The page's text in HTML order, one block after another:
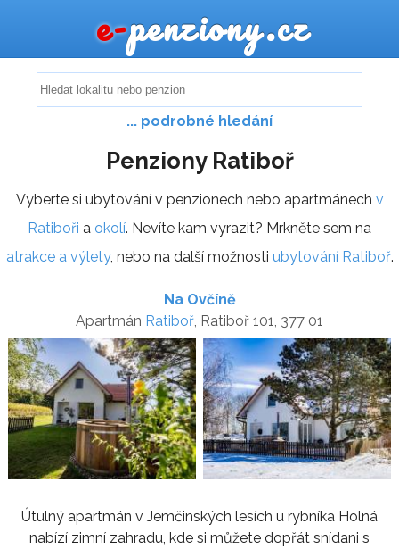
e-penziony.cz
... podrobné hledání
Penziony Ratiboř
Vyberte si ubytování v penzionech nebo apartmánech v
Ratiboři a okolí. Nevíte kam vyrazit? Mrkněte sem na
atrakce a výlety, nebo na další možnosti ubytování Ratiboř.
Na Ovčíně
Apartmán Ratiboř , Ratiboř 101, 377 01
Útulný apartmán v Jemčinských lesích u rybníka Holná
nabízí zimní zahradu, kde si můžete dopřát snídani s